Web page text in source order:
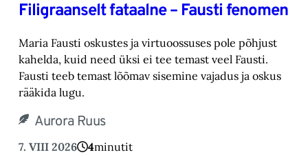
Filigraanselt fataalne – Fausti fenomen
Maria Fausti oskustes ja virtuoossuses pole põhjust
kahelda, kuid need üksi ei tee temast ‎veel Fausti.
Fausti teeb temast lõõmav sisemine vajadus ja oskus
rääkida lugu.‎
Aurora Ruus
7. VIII 2026 4minutit